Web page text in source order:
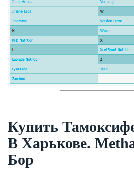
Купить
В Харькове.
Бор